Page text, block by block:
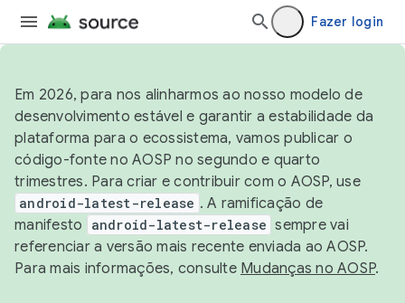
Fazer login
Em 2026, para nos alinharmos ao nosso modelo de
desenvolvimento estável e garantir a estabilidade da
plataforma para o ecossistema, vamos publicar o
código-fonte no AOSP no segundo e quarto
trimestres. Para criar e contribuir com o AOSP, use
android-latest-release . A ramificação de
manifesto
android-latest-release sempre vai
referenciar a versão mais recente enviada ao AOSP.
Para mais informações, consulte Mudanças no AOSP.